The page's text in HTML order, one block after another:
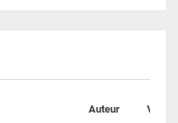
Auteur